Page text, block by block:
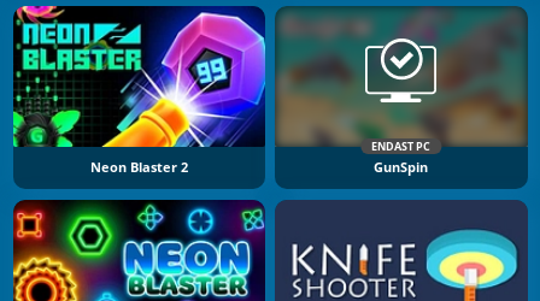
Neon Blaster 2
ENDAST PC
GunSpin